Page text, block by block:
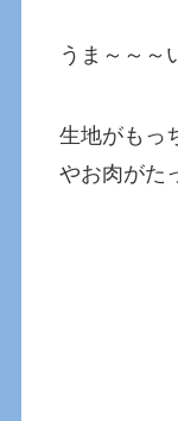
うま～～～
生地がもっ
やお肉がた